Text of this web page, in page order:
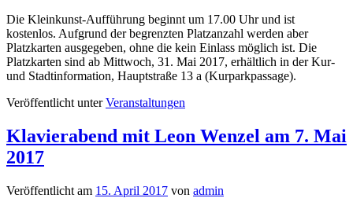
Die Kleinkunst-Aufführung beginnt um 17.00 Uhr und ist
kostenlos. Aufgrund der begrenzten Platzanzahl werden aber
Platzkarten ausgegeben, ohne die kein Einlass möglich ist. Die
Platzkarten sind ab Mittwoch, 31. Mai 2017, erhältlich in der Kur-
und Stadtinformation, Hauptstraße 13 a (Kurparkpassage).
Veröffentlicht unter Veranstaltungen
Klavierabend mit Leon Wenzel am 7. Mai
2017
Veröffentlicht am 15. April 2017 von admin